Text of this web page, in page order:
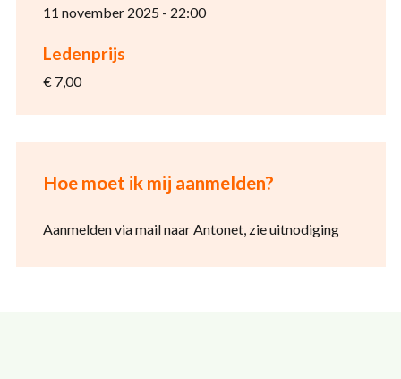
11 november 2025 - 22:00
Ledenprijs
€ 7,00
Hoe moet ik mij aanmelden?
Aanmelden via mail naar Antonet, zie uitnodiging